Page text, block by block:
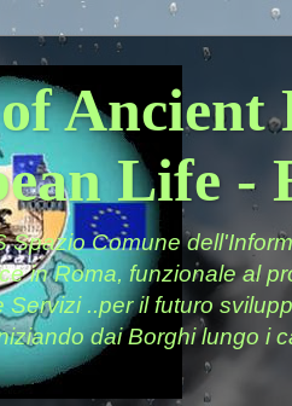
Life -
Spazio Comune
in Roma, funzionale al
Servizi ..per il futuro
dai Borghi lungo i